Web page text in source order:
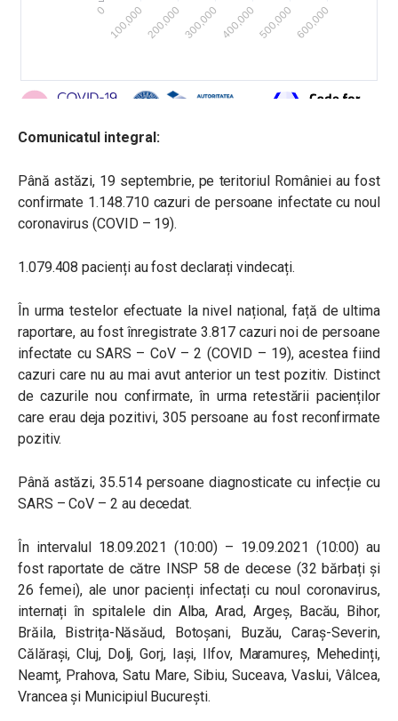
Comunicatul integral:
Până astăzi, 19 septembrie, pe teritoriul României au fost
confirmate 1.148.710 cazuri de persoane infectate cu noul
coronavirus (COVID – 19).
1.079.408 pacienți au fost declarați vindecați.
În urma testelor efectuate la nivel național, față de ultima
raportare, au fost înregistrate 3.817 cazuri noi de persoane
infectate cu SARS – CoV – 2 (COVID – 19), acestea fiind
cazuri care nu au mai avut anterior un test pozitiv. Distinct
de cazurile nou confirmate, în urma retestării pacienților
care erau deja pozitivi, 305 persoane au fost reconfirmate
pozitiv.
Până astăzi, 35.514 persoane diagnosticate cu infecție cu
SARS – CoV – 2 au decedat.
În intervalul 18.09.2021 (10:00) – 19.09.2021 (10:00) au
fost raportate de către INSP 58 de decese (32 bărbați și
26 femei), ale unor pacienți infectați cu noul coronavirus,
internați în spitalele din Alba, Arad, Argeș, Bacău, Bihor,
Brăila, Bistrița-Năsăud, Botoșani, Buzău, Caraș-Severin,
Călărași, Cluj, Dolj, Gorj, Iași, Ilfov, Maramureș, Mehedinți,
Neamț, Prahova, Satu Mare, Sibiu, Suceava, Vaslui, Vâlcea,
Vrancea și Municipiul București.